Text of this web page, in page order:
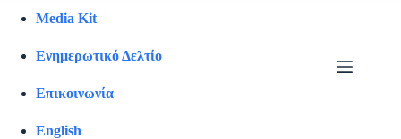
Media Kit
Ενημερωτικό Δελτίο
Επικοινωνία
English